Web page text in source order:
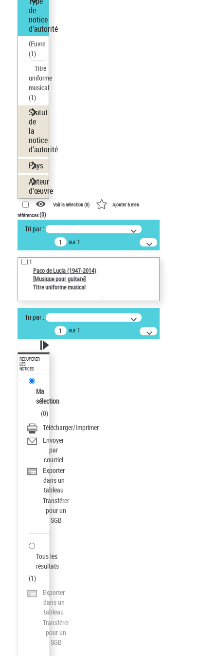
de
notice
d'autorité
Œuvre
(1)
Titre
uniforme
musical
(1)
Statut
de
la
notice
d’autorité
Pays
Auteur
d’œuvre
Voir la sélection (0)
Ajouter à mes
références(0)
Tri par :
sur 1
1
Paco de Lucía (1947-2014)
[Musique pour guitare]
Titre uniforme musical
Tri par :
sur 1
RÉCUPÉRER
LES
NOTICES
Ma
sélection
(0)
Télécharger/Imprimer
Envoyer
par
courriel
Exporter
dans un
tableau
Transférer
pour un
SGB
Tous les
résultats
(1)
Exporter
dans un
tableau
Transférer
pour un
SGB